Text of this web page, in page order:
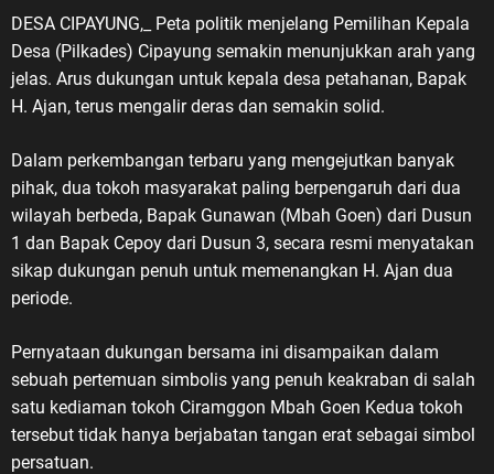
disampaikan ASDO, Sekretaris PC
Pemuda Panca Marga (PPM)
Karawang, bertepatan dengan Hari
Veteran Nasional 2026. Dengan
penuh penghormatan kepada para
pejuang bangsa, ASDO
menyampaikan pesan yang sarat
makna: “Untukmu Pahlawanku,
Veteran Republik Indonesia. Terima
kasih atas perjuangan,
pengorbanan, dan pengabdian
sejarah perjuangan para veteran
harus terus hidup dalam ingatan
kolektif bangsa. Terlebih di tengah
perkembangan zaman, masih
​DESA CIPAYUNG,_ Peta politik menjelang Pemilihan Kepala
Desa (Pilkades) Cipayung semakin menunjukkan arah yang
jelas. Arus dukungan untuk kepala desa petahanan, Bapak
H. Ajan, terus mengalir deras dan semakin solid.
Dalam perkembangan terbaru yang mengejutkan banyak
pihak, dua tokoh masyarakat paling berpengaruh dari dua
wilayah berbeda, Bapak Gunawan (Mbah Goen) dari Dusun
1 dan Bapak Cepoy dari Dusun 3, secara resmi menyatakan
sikap dukungan penuh untuk memenangkan H. Ajan dua
periode.
​Pernyataan dukungan bersama ini disampaikan dalam
sebuah pertemuan simbolis yang penuh keakraban di salah
satu kediaman tokoh Ciramggon Mbah Goen Kedua tokoh
tersebut tidak hanya berjabatan tangan erat sebagai simbol
persatuan.